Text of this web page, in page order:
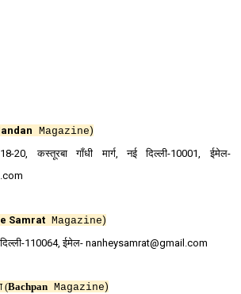
Magazine)
20, कस्‍तूरबा गॉंधी मार्ग, नई दिल्‍ली-10001, ईमेल-
Samrat Magazine)
110064, ईमेल- nanheysamrat@gmail.com
(Bachpan Magazine)